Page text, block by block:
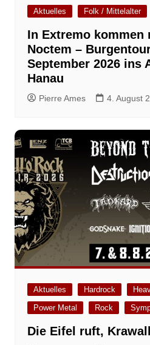
Aktuelles Folk / Mittelalter
In Extremo kommen
Noctem –
September 2026 ins
Hanau
Pierre Ames 4. August
Aktuelles Hardrock
Power Metal
Rock
Die Eifel ruft,